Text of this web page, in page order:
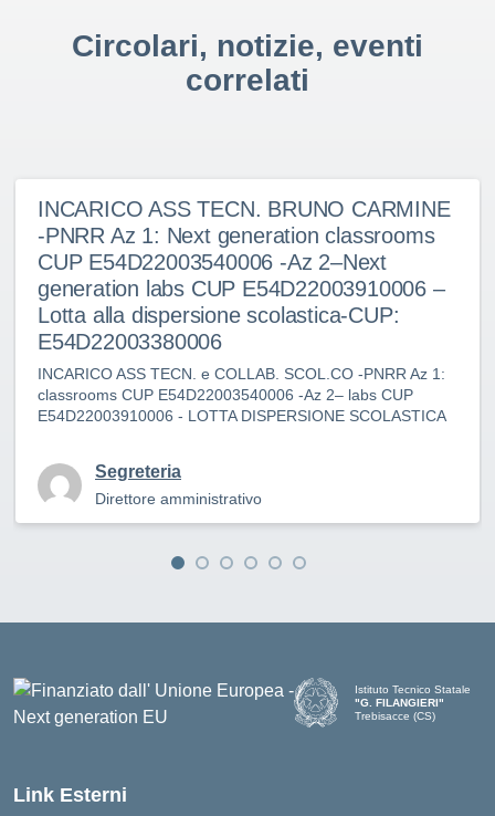
Circolari, notizie, eventi
correlati
INCARICO ASS TECN. BRUNO CARMINE
-PNRR Az 1: Next generation classrooms
CUP E54D22003540006 -Az 2–Next
generation labs CUP E54D22003910006 –
Lotta alla dispersione scolastica-CUP:
E54D22003380006
INCARICO ASS TECN. e COLLAB. SCOL.CO -PNRR Az 1:
classrooms CUP E54D22003540006 -Az 2– labs CUP
E54D22003910006 - LOTTA DISPERSIONE SCOLASTICA
Segreteria
Direttore amministrativo
Istituto Tecnico Statale
"G. FILANGIERI"
Trebisacce (CS)
Link Esterni